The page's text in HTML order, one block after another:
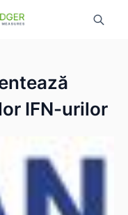
IFN-urilor